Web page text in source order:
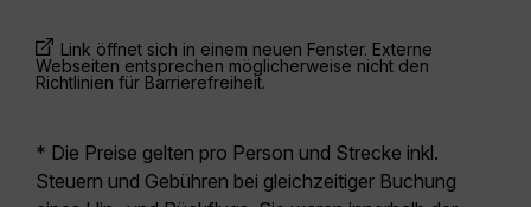
Link öffnet sich in einem neuen Fenster. Externe
Webseiten entsprechen möglicherweise nicht den
Richtlinien für Barrierefreiheit.
* Die Preise gelten pro Person und Strecke inkl.
Steuern und Gebühren bei gleichzeitiger Buchung